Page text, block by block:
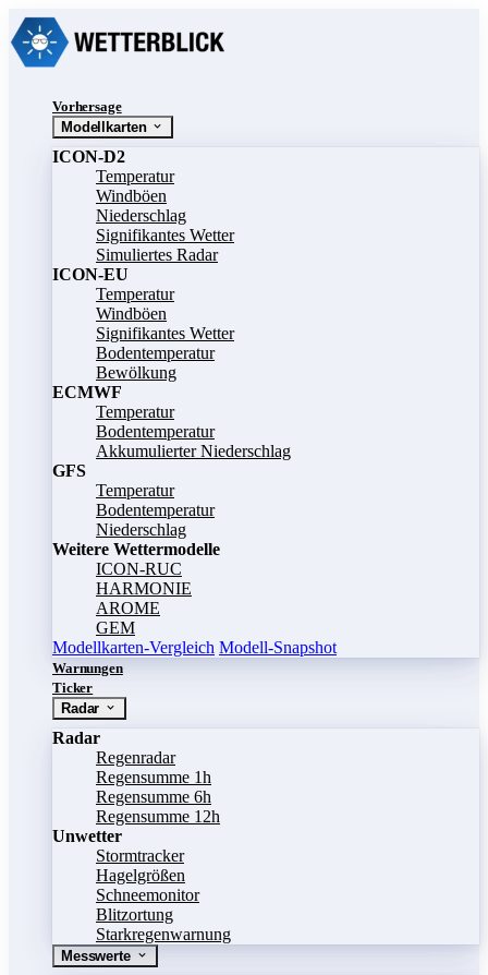
Vorhersage
Modellkarten
ICON-D2
Temperatur
Windböen
Niederschlag
Signifikantes Wetter
Simuliertes Radar
ICON-EU
Temperatur
Windböen
Signifikantes Wetter
Bodentemperatur
Bewölkung
ECMWF
Temperatur
Bodentemperatur
Akkumulierter Niederschlag
GFS
Temperatur
Bodentemperatur
Niederschlag
Weitere Wettermodelle
ICON-RUC
HARMONIE
AROME
GEM
Modellkarten-Vergleich Modell-Snapshot
Warnungen
Ticker
Radar
Radar
Regenradar
Regensumme 1h
Regensumme 6h
Regensumme 12h
Unwetter
Stormtracker
Hagelgrößen
Schneemonitor
Blitzortung
Starkregenwarnung
Messwerte